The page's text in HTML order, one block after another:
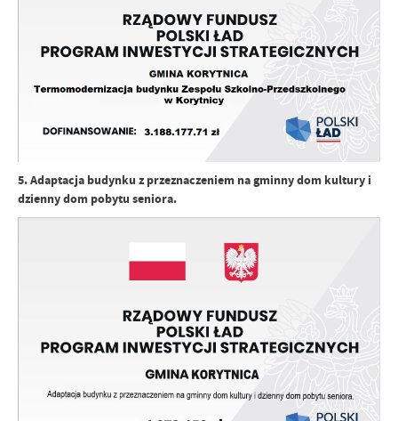
5. Adaptacja budynku z przeznaczeniem na gminny dom kultury i
dzienny dom pobytu seniora.